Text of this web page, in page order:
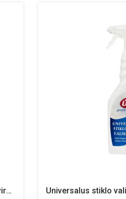
K-Expert 7 Glass & Surface stiklinių paviršių ploviklis